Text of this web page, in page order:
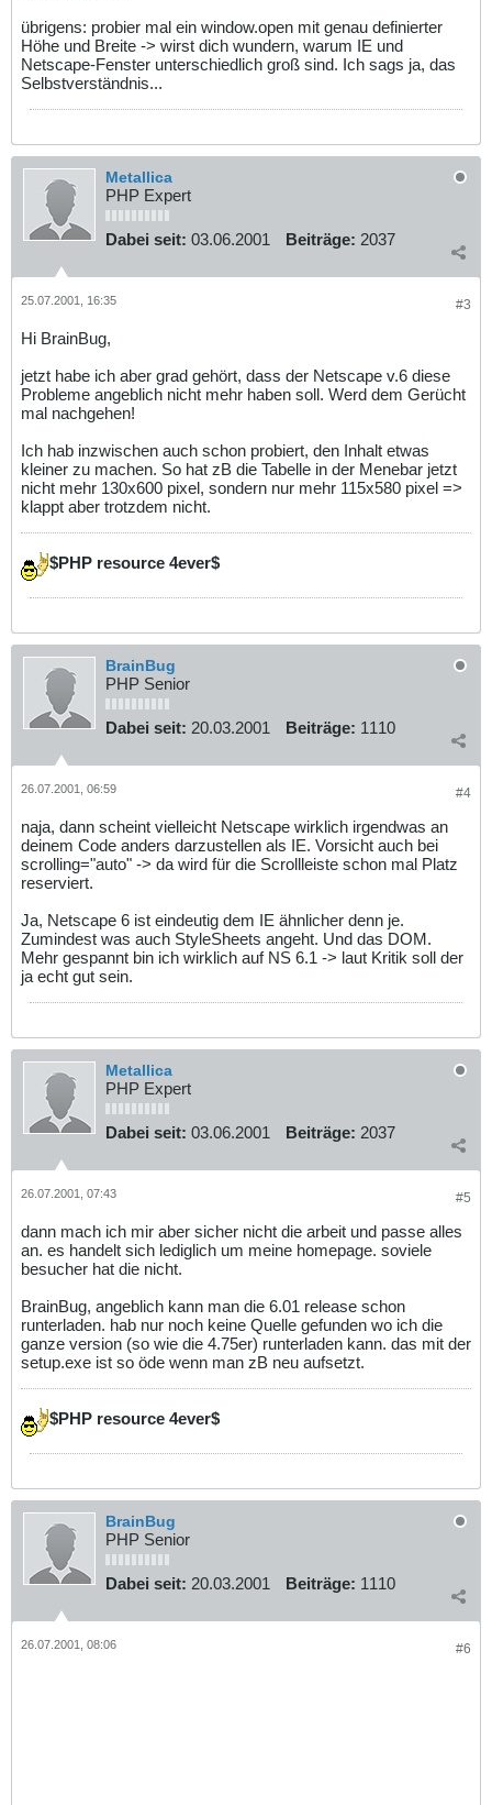
übrigens: probier mal ein window.open mit genau definierter
Höhe und Breite -> wirst dich wundern, warum IE und
Netscape-Fenster unterschiedlich groß sind. Ich sags ja, das
Selbstverständnis...
Metallica
PHP Expert
Dabei seit: 03.06.2001 Beiträge: 2037
#3
25.07.2001, 16:35
Hi BrainBug,
jetzt habe ich aber grad gehört, dass der Netscape v.6 diese
Probleme angeblich nicht mehr haben soll. Werd dem Gerücht
mal nachgehen!
Ich hab inzwischen auch schon probiert, den Inhalt etwas
kleiner zu machen. So hat zB die Tabelle in der Menebar jetzt
nicht mehr 130x600 pixel, sondern nur mehr 115x580 pixel =>
klappt aber trotzdem nicht.
$PHP resource 4ever$
BrainBug
PHP Senior
Dabei seit: 20.03.2001 Beiträge: 1110
#4
26.07.2001, 06:59
naja, dann scheint vielleicht Netscape wirklich irgendwas an
deinem Code anders darzustellen als IE. Vorsicht auch bei
scrolling="auto" -> da wird für die Scrollleiste schon mal Platz
reserviert.
Ja, Netscape 6 ist eindeutig dem IE ähnlicher denn je.
Zumindest was auch StyleSheets angeht. Und das DOM.
Mehr gespannt bin ich wirklich auf NS 6.1 -> laut Kritik soll der
ja echt gut sein.
Metallica
PHP Expert
Dabei seit: 03.06.2001 Beiträge: 2037
#5
26.07.2001, 07:43
dann mach ich mir aber sicher nicht die arbeit und passe alles
an. es handelt sich lediglich um meine homepage. soviele
besucher hat die nicht.
BrainBug, angeblich kann man die 6.01 release schon
runterladen. hab nur noch keine Quelle gefunden wo ich die
ganze version (so wie die 4.75er) runterladen kann. das mit der
setup.exe ist so öde wenn man zB neu aufsetzt.
$PHP resource 4ever$
BrainBug
PHP Senior
Dabei seit: 20.03.2001 Beiträge: 1110
#6
26.07.2001, 08:06